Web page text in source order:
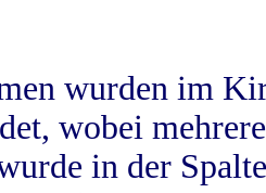
wurden im
wobei
in der